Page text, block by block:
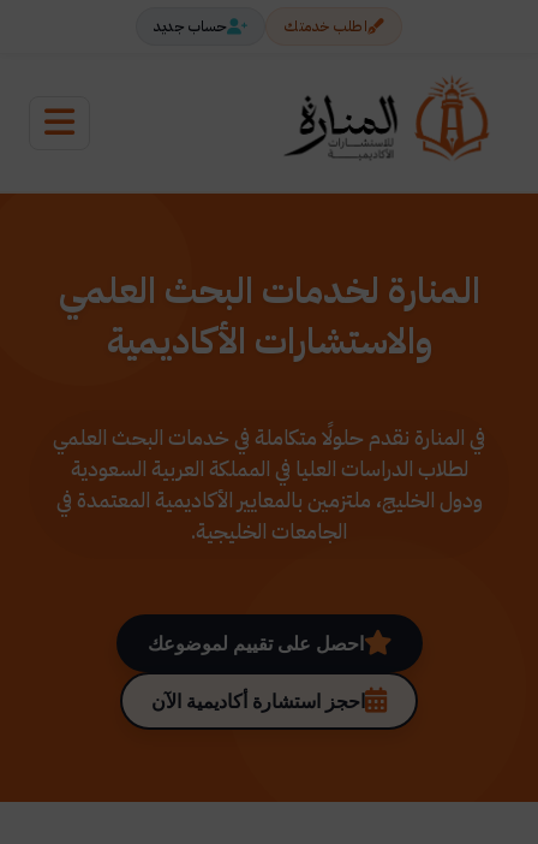
اطلب خدمتك حساب جديد
المنارة لخدمات البحث العلمي
والاستشارات الأكاديمية
في المنارة نقدم حلولًا متكاملة في خدمات البحث العلمي
لطلاب الدراسات العليا في المملكة العربية السعودية
ودول الخليج، ملتزمين بالمعايير الأكاديمية المعتمدة في
الجامعات الخليجية.
احصل على تقييم لموضوعك
احجز استشارة أكاديمية الآن